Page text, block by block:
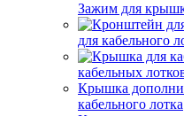
Зажим для
для кабельного
кабельных
Крышка
кабельного лотка